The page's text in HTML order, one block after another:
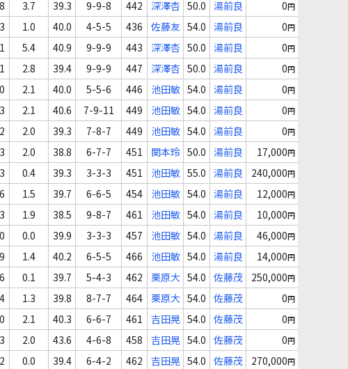
3.7 39.3 9-9-8 442 深澤杏 50.0 湯前良 0円
1.0 40.0 4-5-5 436 佐藤友 54.0 湯前良 0円
5.4 40.9 9-9-9 443 深澤杏 50.0 湯前良 0円
2.8 39.4 9-9-9 447 深澤杏 50.0 湯前良 0円
2.1 40.0 5-5-6 446 池田敏 54.0 湯前良 0円
2.1 40.6 7-9-11 449 池田敏 54.0 湯前良 0円
2.0 39.3 7-8-7 449 池田敏 54.0 湯前良 0円
2.0 38.8 6-7-7 451 関本玲 50.0 湯前良 17,000円
0.4 39.3 3-3-3 451 池田敏 55.0 湯前良 240,000円
1.5 39.7 6-6-5 454 池田敏 54.0 湯前良 12,000円
1.9 38.5 9-8-7 461 池田敏 54.0 湯前良 10,000円
0.0 39.9 3-3-3 457 池田敏 54.0 湯前良 46,000円
1.4 40.2 6-5-5 466 池田敏 54.0 湯前良 14,000円
0.1 39.7 5-4-3 462 栗原大 54.0 佐藤茂 250,000円
1.3 39.8 8-7-7 464 栗原大 54.0 佐藤茂 0円
2.1 40.3 6-6-7 461 吉田晃 54.0 佐藤茂 0円
2.0 43.6 4-6-8 458 吉田晃 54.0 佐藤茂 0円
0.0 39.4 6-4-2 462 吉田晃 54.0 佐藤茂 270,000円